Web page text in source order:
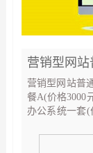
营销型网站
营销型网站普
餐A(价格3000
办公系统一套(